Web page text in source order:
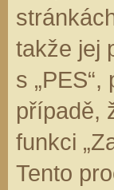
takže jej
s
případě,
funkci
Tento